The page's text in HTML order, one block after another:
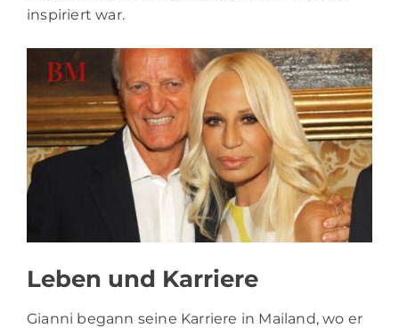
inspiriert war.
Leben und Karriere
Gianni begann seine Karriere in Mailand, wo er